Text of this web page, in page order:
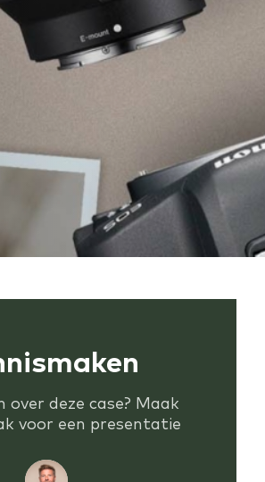
over deze case? Maak
voor een presentatie